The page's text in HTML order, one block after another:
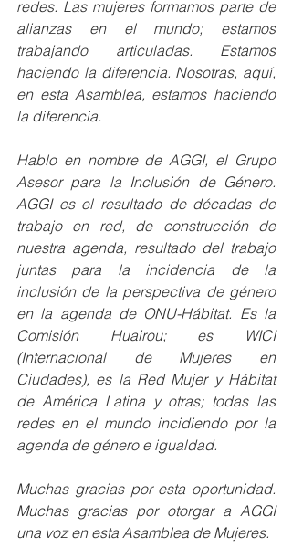
redes. Las mujeres formamos parte de
alianzas en el mundo; estamos
trabajando articuladas. Estamos
haciendo la diferencia. Nosotras, aquí,
en esta Asamblea, estamos haciendo
la diferencia.
Hablo en nombre de AGGI, el Grupo
Asesor para la Inclusión de Género.
AGGI es el resultado de décadas de
trabajo en red, de construcción de
nuestra agenda, resultado del trabajo
juntas para la incidencia de la
inclusión de la perspectiva de género
en la agenda de ONU-Hábitat. Es la
Comisión Huairou; es WICI
(Internacional de Mujeres en
Ciudades), es la Red Mujer y Hábitat
de América Latina y otras; todas las
redes en el mundo incidiendo por la
agenda de género e igualdad.
Muchas gracias por esta oportunidad.
Muchas gracias por otorgar a AGGI
una voz en esta Asamblea de Mujeres.